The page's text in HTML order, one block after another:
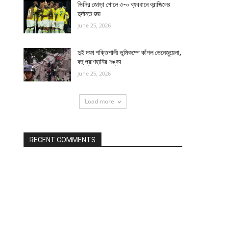
ভিনির জোড়া গোলে ৩-০ ব্যবধানে ব্রাজিলের
দুর্দান্ত জয়
June 25, 2026
দুই দফা শক্তিশালী ভূমিকম্পে কাঁপল ভেনেজুয়েলা,
বহু প্রাণহানির শঙ্কা
June 25, 2026
Load more
RECENT COMMENTS